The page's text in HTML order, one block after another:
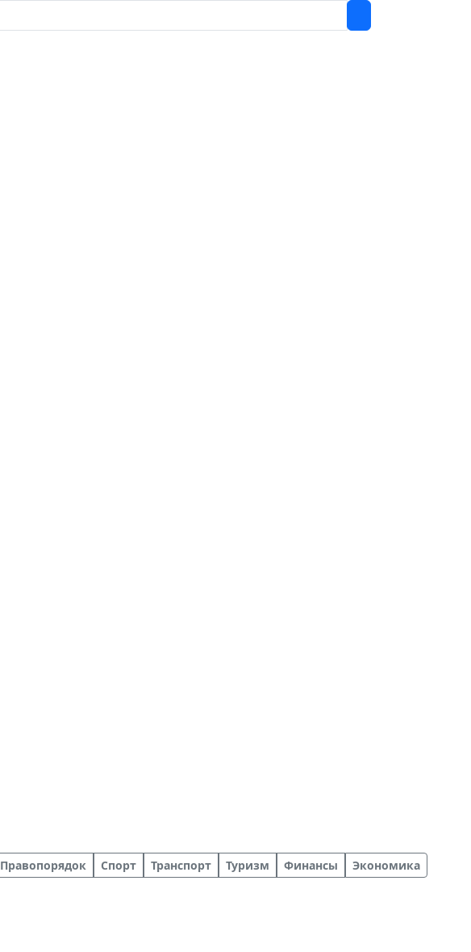
Правопорядок Спорт Транспорт Туризм Финансы
Экономика